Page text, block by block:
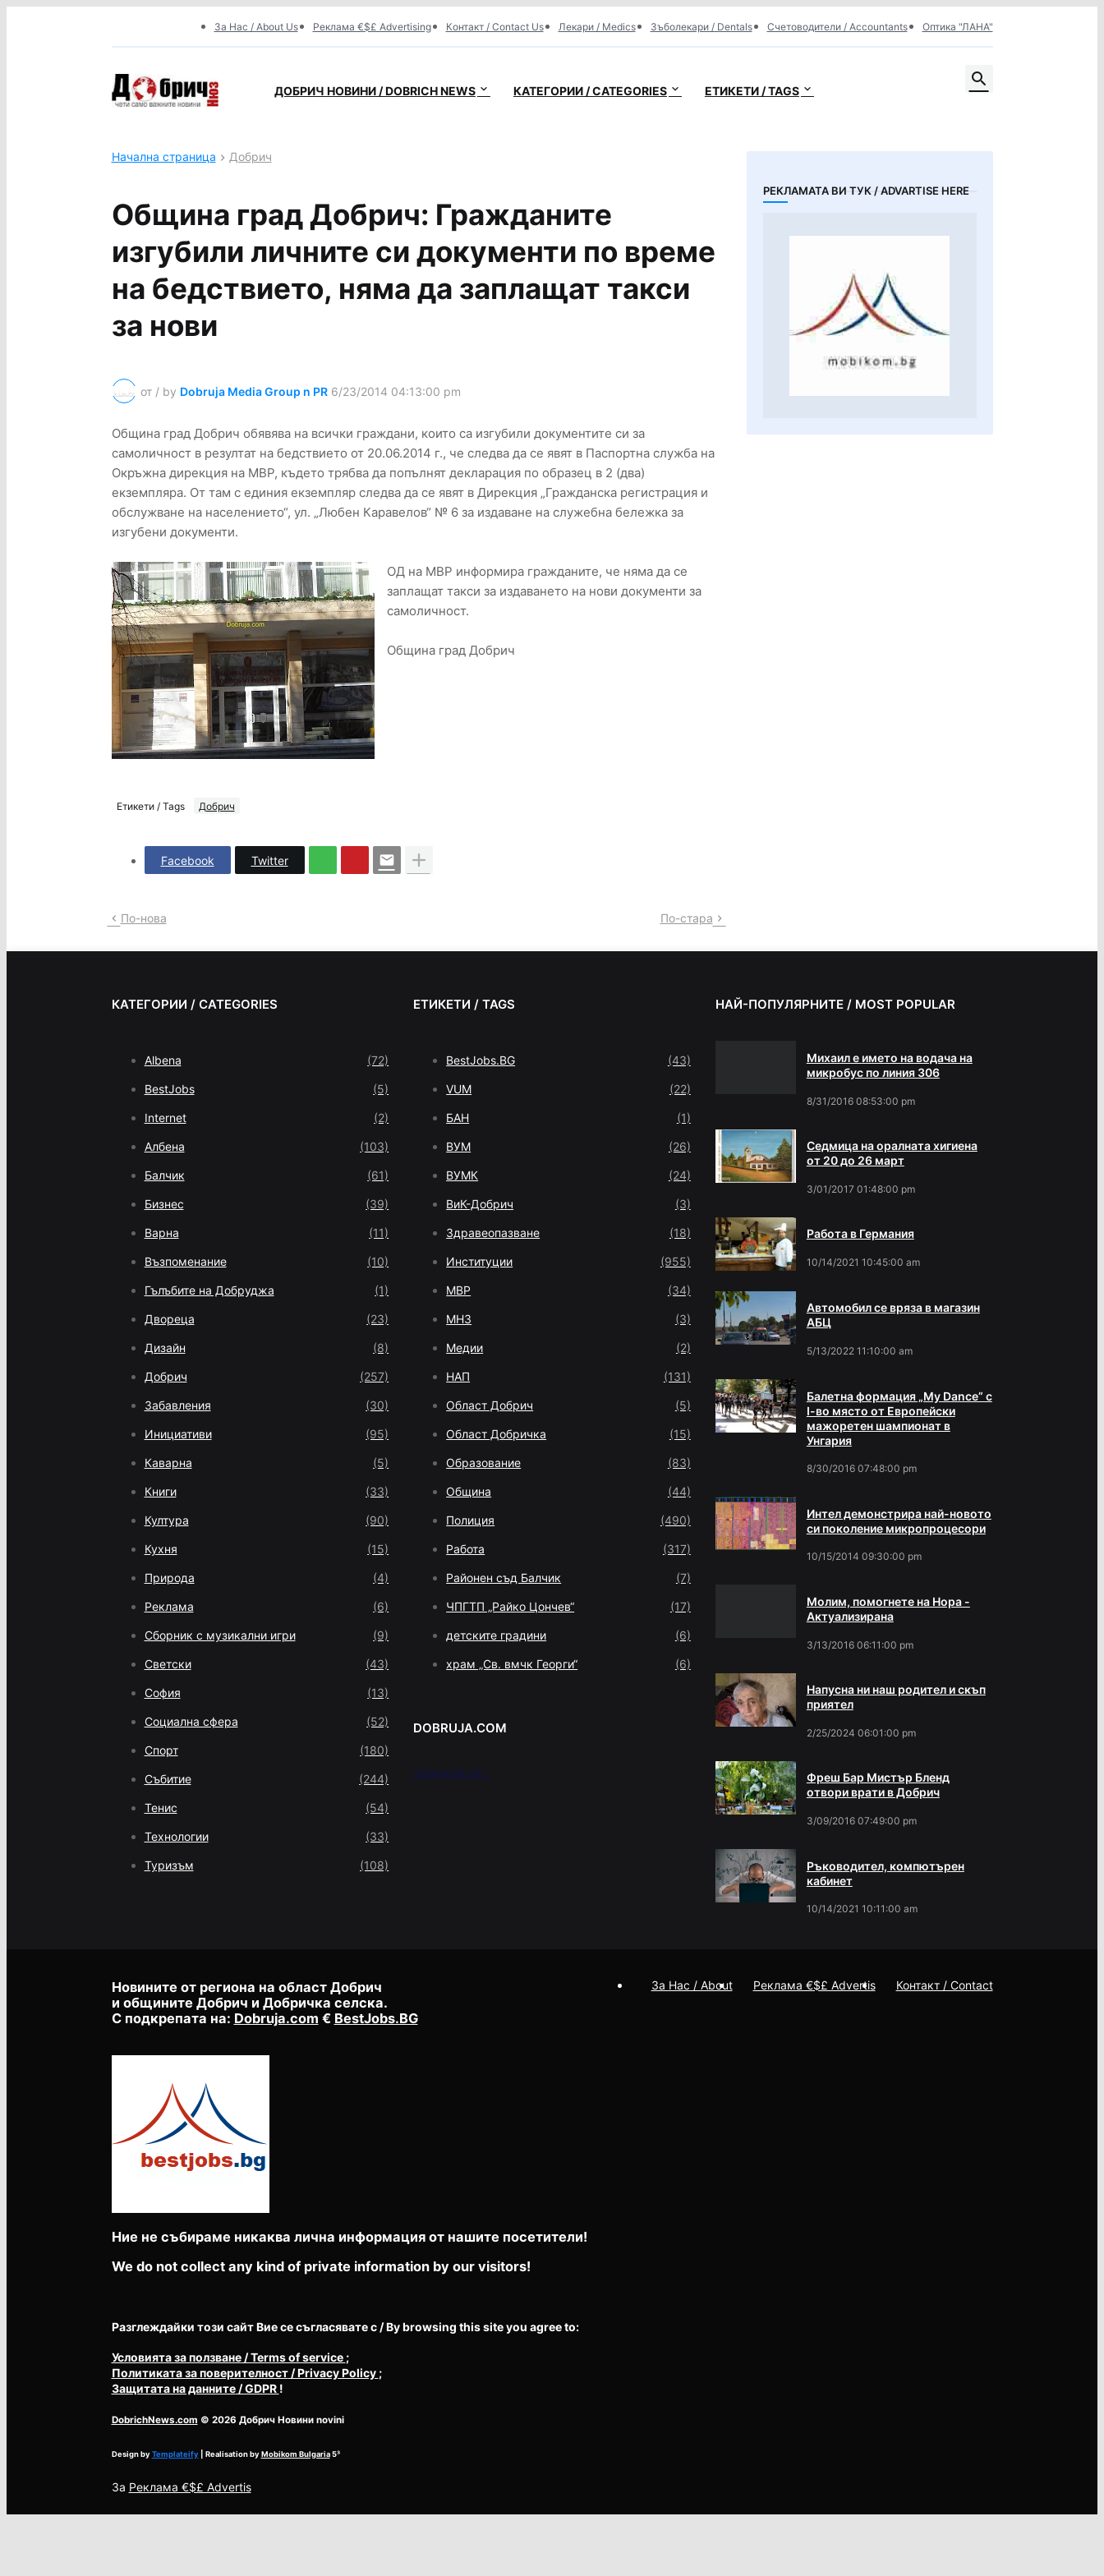
За Нас / About Us Реклама €$£ Advertising Контакт / Contact Us Лекари / Medics Зъболекари / Dentals Счетоводители / Accountants Оптика "ЛАНА"
ДОБРИЧ НОВИНИ / DOBRICH NEWS КАТЕГОРИИ / CATEGORIES ЕТИКЕТИ / TAGS
Начална страница Добрич
Община град Добрич: Гражданите
изгубили личните си документи по време
на бедствието, няма да заплащат такси
за нови
от / by Dobruja Media Group n PR 6/23/2014 04:13:00 pm
Община град Добрич обявява на всички граждани, които са изгубили документите си за
самоличност в резултат на бедствието от 20.06.2014 г., че следва да се явят в Паспортна служба на
Окръжна дирекция на МВР, където трябва да попълнят декларация по образец в 2 (два)
екземпляра. От там с единия екземпляр следва да се явят в Дирекция „Гражданска регистрация и
обслужване на населението“, ул. „Любен Каравелов“ № 6 за издаване на служебна бележка за
изгубени документи.
ОД на МВР информира гражданите, че няма да се
заплащат такси за издаването на нови документи за
самоличност.
Община град Добрич
Етикети / Tags Добрич
Facebook Twitter
По-нова По-стара
РЕКЛАМАТА ВИ ТУК / ADVARTISE HERE
КАТЕГОРИИ / CATEGORIES
Albena (72)
BestJobs (5)
Internet (2)
Албена (103)
Балчик (61)
Бизнес (39)
Варна (11)
Възпоменание (10)
Гълъбите на Добруджа (1)
Двореца (23)
Дизайн (8)
Добрич (257)
Забавления (30)
Инициативи (95)
Каварна (5)
Книги (33)
Култура (90)
Кухня (15)
Природа (4)
Реклама (6)
Сборник с музикални игри (9)
Светски (43)
София (13)
Социална сфера (52)
Спорт (180)
Събитие (244)
Тенис (54)
Технологии (33)
Туризъм (108)
ЕТИКЕТИ / TAGS
BestJobs.BG (43)
VUM (22)
БАН (1)
ВУМ (26)
ВУМК (24)
ВиК-Добрич (3)
Здравеопазване (18)
Институции (955)
МВР (34)
МНЗ (3)
Медии (2)
НАП (131)
Област Добрич (5)
Област Добричка (15)
Образование (83)
Община (44)
Полиция (490)
Работа (317)
Районен съд Балчик (7)
ЧПГТП „Райко Цончев“ (17)
детските градини (6)
храм „Св. вмчк Георги“ (6)
DOBRUJA.COM
Зарежда се...
НАЙ-ПОПУЛЯРНИТЕ / MOST POPULAR
Михаил е името на водача на
микробус по линия 306
8/31/2016 08:53:00 pm
Седмица на оралната хигиена
от 20 до 26 март
3/01/2017 01:48:00 pm
Работа в Германия
10/14/2021 10:45:00 am
Автомобил се вряза в магазин
АБЦ
5/13/2022 11:10:00 am
Балетна формация „My Dance” с
І-во място от Европейски
мажоретен шампионат в
Унгария
8/30/2016 07:48:00 pm
Интел демонстрира най-новото
си поколение микропроцесори
10/15/2014 09:30:00 pm
Молим, помогнете на Нора -
Актуализирана
3/13/2016 06:11:00 pm
Напусна ни наш родител и скъп
приятел
2/25/2024 06:01:00 pm
Фреш Бар Мистър Бленд
отвори врати в Добрич
3/09/2016 07:49:00 pm
Ръководител, компютърен
кабинет
10/14/2021 10:11:00 am
Новините от региона на област Добрич
и общините Добрич и Добричка селска.
С подкрепата на: Dobruja.com € BestJobs.BG
Ние не събираме никаква лична информация от нашите посетители!
We do not collect any kind of private information by our visitors!
Разглеждайки този сайт Вие се съгласявате с / By browsing this site you agree to:
Условията за ползване/ Terms of service ;
Политиката за поверителност/ Privacy Policy ;
Защитата на данните/ GDPR !
DobrichNews.com © 2026 Добрич Новини novini
Design byTemplateify| Realisation byMobikom Bulgaria5³
За Реклама €$£ Advertis
За Нас / About Реклама €$£ Advertis Контакт / Contact